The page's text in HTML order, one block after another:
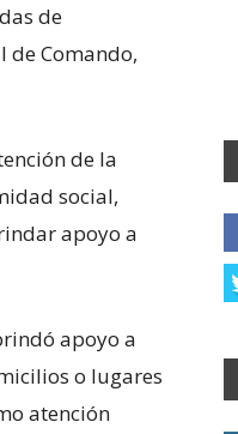
de
de Comando,
de la
social,
apoyo a
apoyo a
o lugares
atención